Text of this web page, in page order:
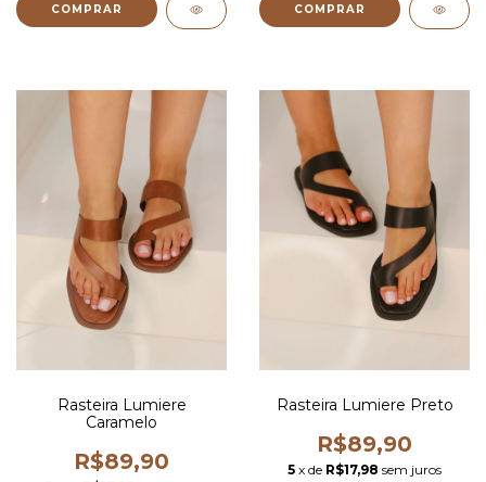
COMPRAR COMPRAR
Rasteira Lumiere
Caramelo
R$89,90
Rasteira Lumiere Preto
R$89,90
5 x de R$17,98 sem juros